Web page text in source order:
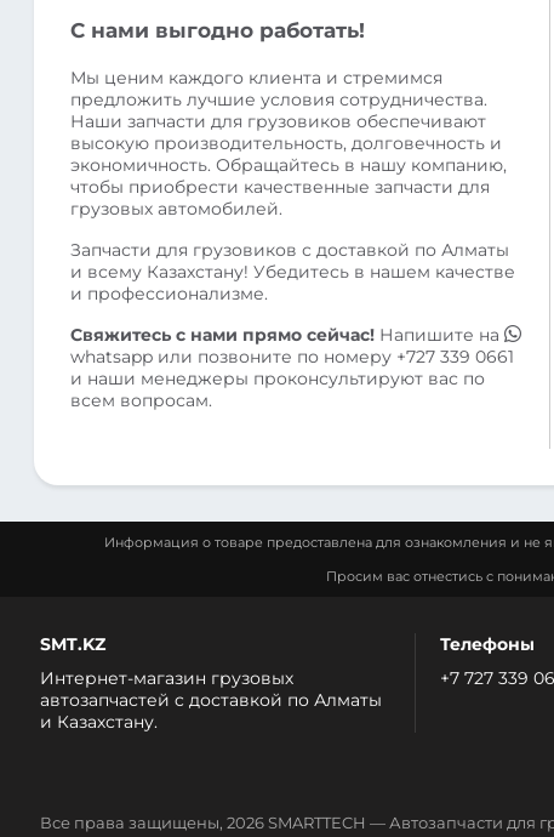
С нами выгодно работать!
Мы ценим каждого клиента и стремимся
предложить лучшие условия сотрудничества.
Наши запчасти для грузовиков обеспечивают
высокую производительность, долговечность и
экономичность. Обращайтесь в нашу компанию,
чтобы приобрести качественные запчасти для
грузовых автомобилей.
Запчасти для грузовиков с доставкой по Алматы
и всему Казахстану! Убедитесь в нашем качестве
и профессионализме.
Свяжитесь с нами прямо сейчас! Напишите на
whatsapp или позвоните по номеру +727 339 0661
и наши менеджеры проконсультируют вас по
всем вопросам.
Информация о товаре предоставлена для ознакомления и не
Просим вас отнестись с
SMT.KZ
Интернет-магазин грузовых
автозапчастей c доставкой по Алматы
и Казахстану.
Телефоны
+7 727 339
Все права защищены, 2026 SMARTTECH — Автозапчасти для